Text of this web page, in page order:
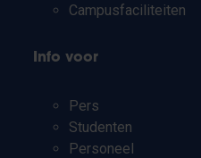
Campusfaciliteiten
Info voor
Pers
Studenten
Personeel